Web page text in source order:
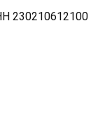
230210612100